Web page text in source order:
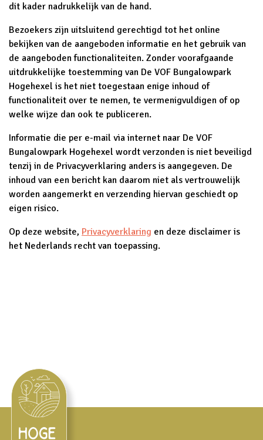
dit kader nadrukkelijk van de hand.
Bezoekers zijn uitsluitend gerechtigd tot het online
bekijken van de aangeboden informatie en het gebruik van
de aangeboden functionaliteiten. Zonder voorafgaande
uitdrukkelijke toestemming van De VOF Bungalowpark
Hogehexel is het niet toegestaan enige inhoud of
functionaliteit over te nemen, te vermenigvuldigen of op
welke wijze dan ook te publiceren.
Informatie die per e-mail via internet naar De VOF
Bungalowpark Hogehexel wordt verzonden is niet beveiligd
tenzij in de Privacyverklaring anders is aangegeven. De
inhoud van een bericht kan daarom niet als vertrouwelijk
worden aangemerkt en verzending hiervan geschiedt op
eigen risico.
Op deze website, Privacyverklaring en deze disclaimer is
het Nederlands recht van toepassing.